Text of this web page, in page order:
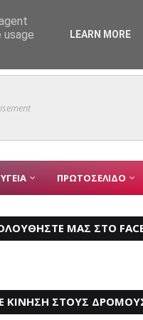
ΥΓΕΙΑ ΠΡΩΤΟΣΕΛΙΔΟ
ΜΑΣ ΣΤΟ
ΚΙΝΗΣΗ ΣΤΟΥΣ
LEARN MORE